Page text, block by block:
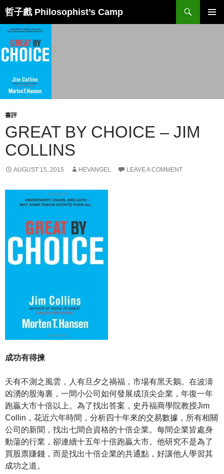
Skip
content
哲子戲 Philosophist’s Camp
Search
書評
GREAT BY CHOICE – JIM
COLLINS
AUGUST 15, 2015 HEVANGEL LEAVE A COMMENT
成功有得揀
天有不測之風雲，人有旦夕之禍福，市場有黑天鵝。在波濤
凶湧的股海裏，一間小公司如何發展成頂尖企業，年復一年
跑贏大市十倍以上。為了找出答案，史丹福商學院教授Jim
Collin，花近六年時間，分析四十年來的交易數據，所有相關
公司的新聞，找出七間合資格的十倍企業。每間企業皆處身
動蕩的行業，卻連續十五年十倍跑贏大市。他研究不是為了
買股票賺錢，而是找出十倍企業的共通點，好讓他人學習其
成功之道。